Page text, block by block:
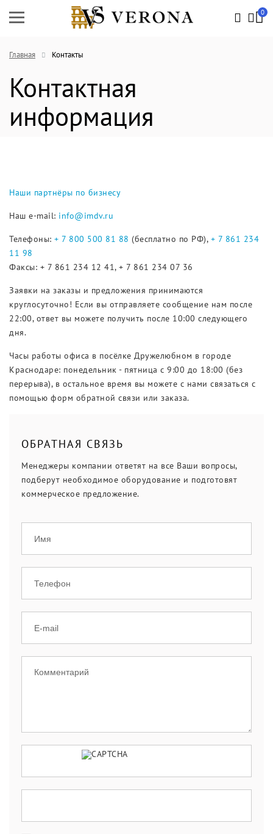
0
Главная Контакты
Контактная
информация
Наши партнёры по бизнесу
Наш e-mail: info@imdv.ru
Телефоны: + 7 800 500 81 88 (бесплатно по РФ), + 7 861 234
11 98
Факсы: + 7 861 234 12 41, + 7 861 234 07 36
Заявки на заказы и предложения принимаются
круглосуточно! Если вы отправляете сообщение нам после
22:00, ответ вы можете получить после 10:00 следующего
дня.
Часы работы офиса в посёлке Дружелюбном в городе
Краснодаре: понедельник - пятница с 9:00 до 18:00 (без
перерыва), в остальное время вы можете с нами связаться с
помощью форм обратной связи или заказа.
ОБРАТНАЯ СВЯЗЬ
Менеджеры компании ответят на все Ваши вопросы,
подберут необходимое оборудование и подготовят
коммерческое предложение.